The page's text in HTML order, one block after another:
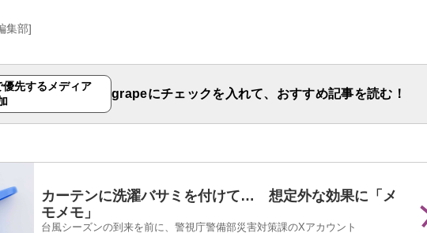
集部]
先するメディア
grapeにチェックを入れて、おすすめ記事を読む！
カーテンに洗濯バサミを付けて… 想定外な効果に「メ
モメモ」
台風シーズンの到来を前に、警視庁警備部災害対策課のXアカウント